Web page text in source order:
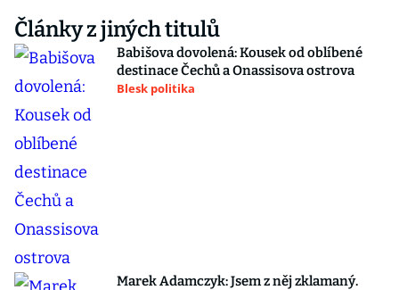
Články z jiných titulů
Babišova dovolená: Kousek od oblíbené
destinace Čechů a Onassisova ostrova
Blesk politika
Marek Adamczyk: Jsem z něj zklamaný.